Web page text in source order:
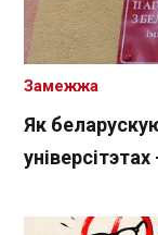
Як
Замежжа